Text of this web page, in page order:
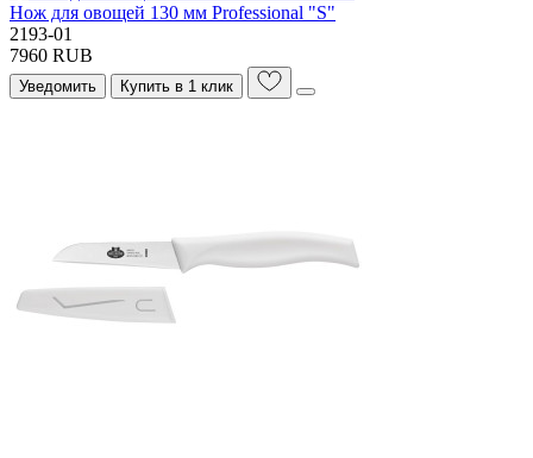
Нож для овощей 130 мм Professional "S"
2193-01
7960 RUB
Уведомить Купить в 1 клик